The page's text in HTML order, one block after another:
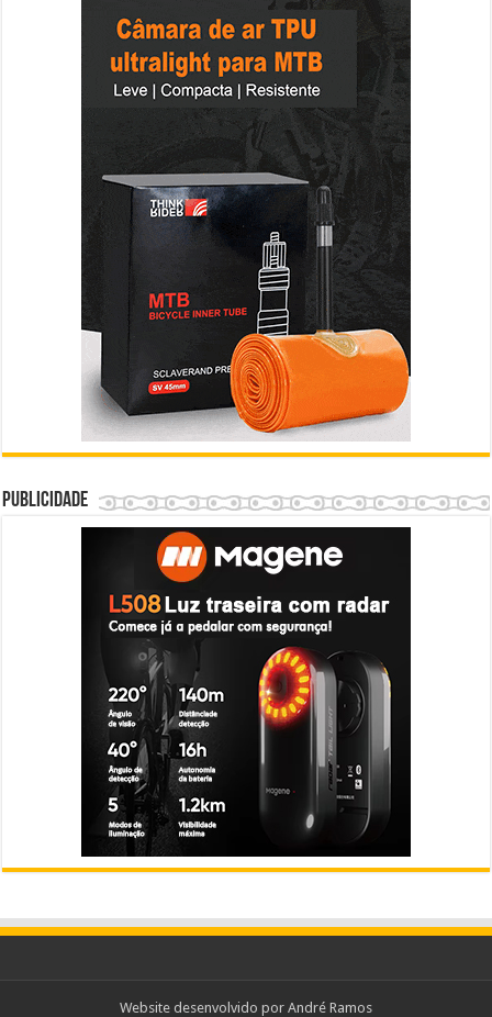
Publicidade
Website desenvolvido por André Ramos